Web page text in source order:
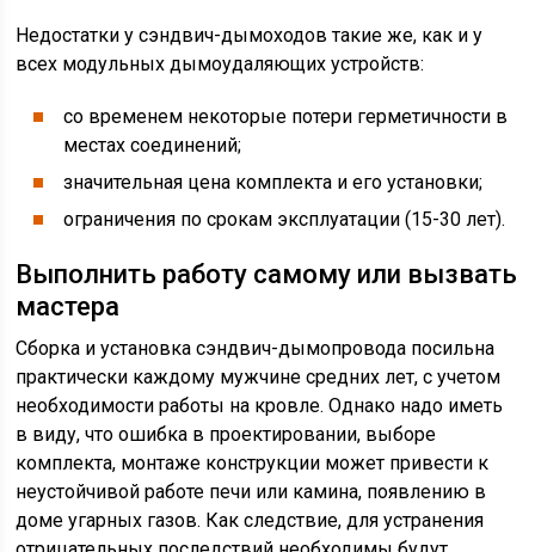
Недостатки у сэндвич-дымоходов такие же, как и у
всех модульных дымоудаляющих устройств:
со временем некоторые потери герметичности в
местах соединений;
значительная цена комплекта и его установки;
ограничения по срокам эксплуатации (15-30 лет).
Выполнить работу самому или вызвать
мастера
Сборка и установка сэндвич-дымопровода посильна
практически каждому мужчине средних лет, с учетом
необходимости работы на кровле. Однако надо иметь
в виду, что ошибка в проектировании, выборе
комплекта, монтаже конструкции может привести к
неустойчивой работе печи или камина, появлению в
доме угарных газов. Как следствие, для устранения